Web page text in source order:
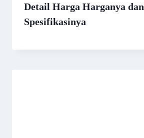
Detail Harga Harganya dan
Spesifikasinya